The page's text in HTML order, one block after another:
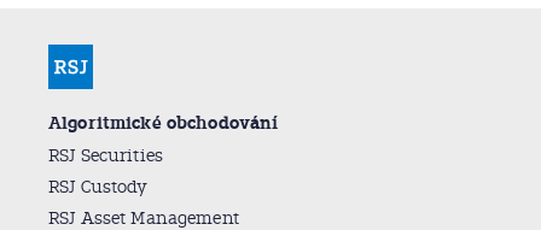
Algoritmické obchodování
RSJ Securities
RSJ Custody
RSJ Asset Management